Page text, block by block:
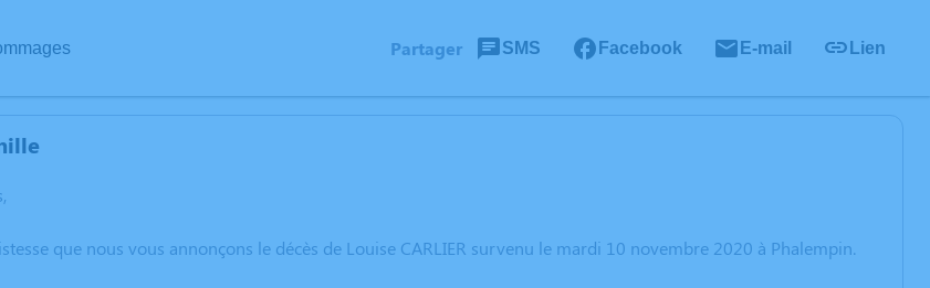
Partager SMS Facebook E-mail Lien
que nous vous annonçons le décès de Louise CARLIER survenu le mardi 10 novembre 2020 à Phalempin.